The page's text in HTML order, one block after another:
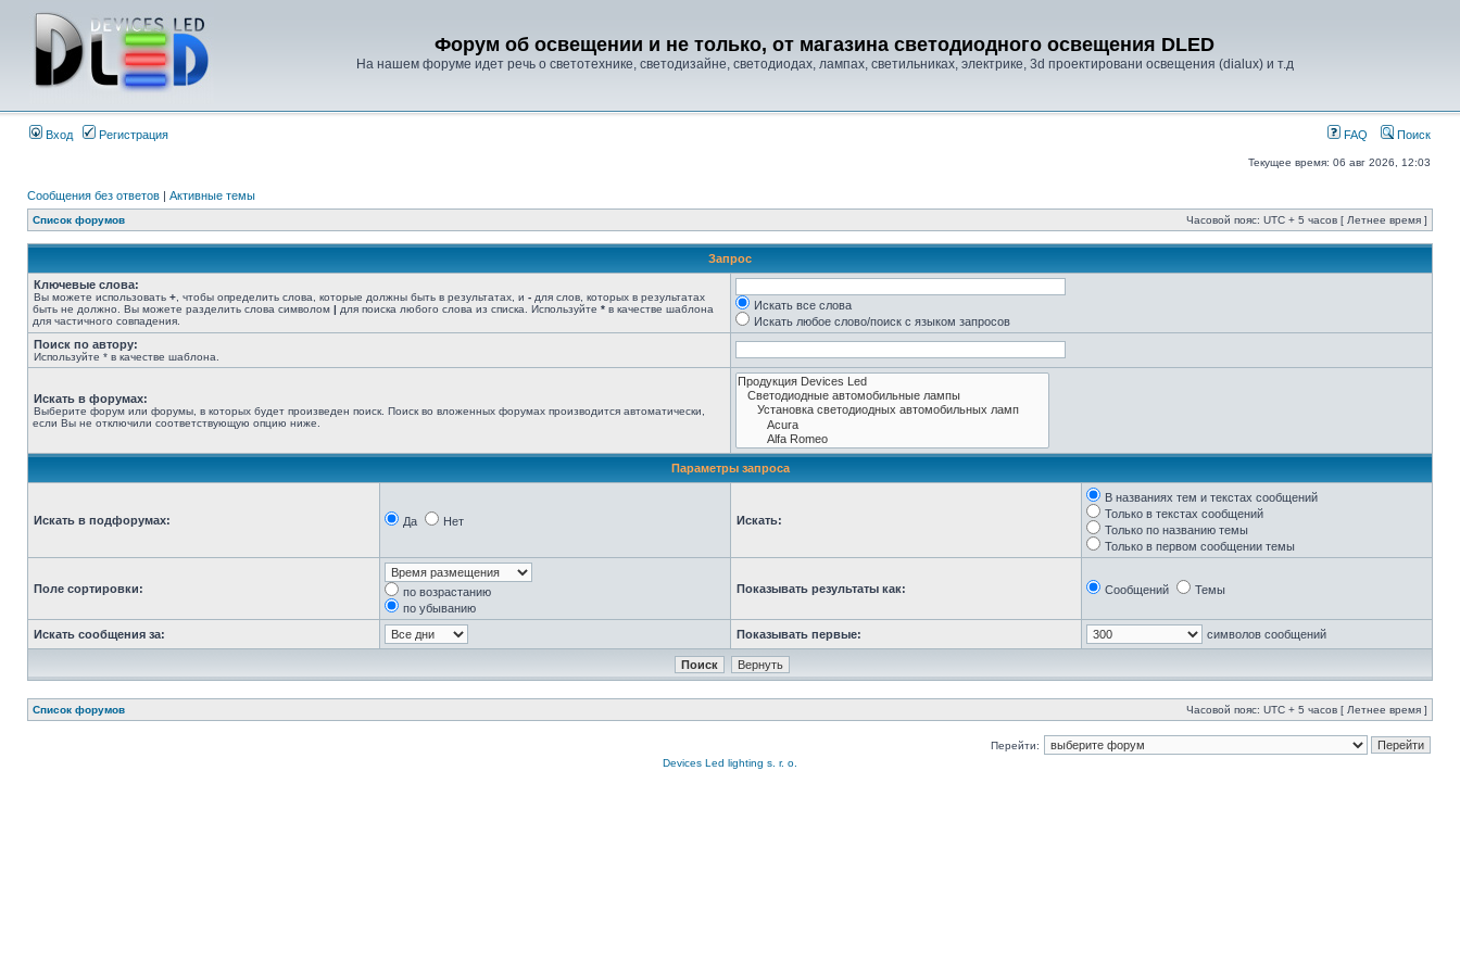
Форум об освещении и не только, от магазина светодиодного освещения DLED
На нашем форуме идет речь о светотехнике, светодизайне, светодиодах, лампах, светильниках, электрике, 3d проектировани освещения (dialux) и т.д
Вход Регистрация FAQ Поиск
Текущее время: 06 авг 2026, 12:03
Сообщения без ответов | Активные темы
Список форумов Часовой пояс: UTC + 5 часов [ Летнее время ]
Запрос
Ключевые слова:
Вы можете использовать + , чтобы определить слова, которые должны быть в результатах, и - для слов, которых в результатах
быть не должно. Вы можете разделить слова символом | для поиска любого слова из списка. Используйте * в качестве шаблона
для частичного совпадения.
Искать все слова
Искать любое слово/поиск с языком запросов
Поиск по автору:
Используйте * в качестве шаблона.
Искать в форумах:
Выберите форум или форумы, в которых будет произведен поиск. Поиск во вложенных форумах производится автоматически,
если Вы не отключили соответствующую опцию ниже.
Параметры запроса
Искать в подфорумах: Да Нет Искать:
В названиях тем и текстах сообщений
Только в текстах сообщений
Только по названию темы
Только в первом сообщении темы
Поле сортировки:
по возрастанию
по убыванию
Показывать результаты как: Сообщений Темы
Искать сообщения за: Показывать первые: символов сообщений
Список форумов Часовой пояс: UTC + 5 часов [ Летнее время ]
Перейти:
Devices Led lighting s. r. o.